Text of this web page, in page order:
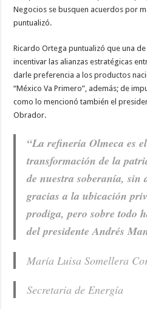
Negocios se busquen acuerdos por
puntualizó.
Ricardo Ortega puntualizó que una
incentivar las alianzas estratégicas
darle preferencia a los productos
“México Va Primero”, además; de
como lo mencionó también el
Obrador.
“La refinería Olmeca es
transformación de la
de nuestra soberanía, sin
gracias a la ubicación
prodiga, pero sobre todo
del presidente Andrés
María Luisa Somellera
Secretaria de Energía